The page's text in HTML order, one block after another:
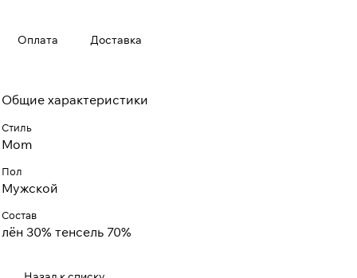
Оплата Доставка
Общие характеристики
Стиль
Mom
Пол
Мужской
Состав
лён 30% тенсель 70%